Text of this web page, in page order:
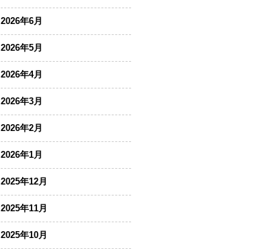
2026年6月
2026年5月
2026年4月
2026年3月
2026年2月
2026年1月
2025年12月
2025年11月
2025年10月